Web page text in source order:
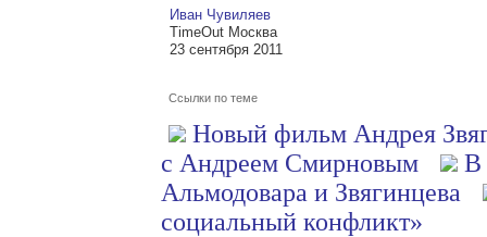
Иван Чувиляев
TimeOut Москва
23 сентября 2011
Ссылки по теме
Новый фильм Андрея
с Андреем Смирновым
В
Альмодовара и Звягинцева
социальный конфликт»